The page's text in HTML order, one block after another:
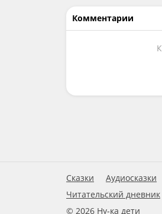
Комментарии
Сказки Аудиосказки
Читательский дневник
© 2026 Ну-ка дети